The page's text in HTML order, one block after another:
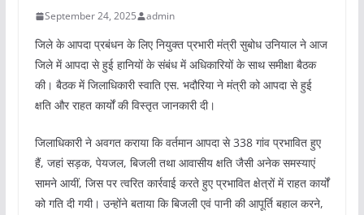
September 24, 2025 admin
जिले के आपदा प्रबंधन के लिए नियुक्त प्रभारी मंत्री सुबोध उनियाल ने आज
जिले में आपदा से हुई हानियों के संबंध में अधिकारियों के साथ समीक्षा बैठक
की। बैठक में जिलाधिकारी स्वाति एस. भदौरिया ने मंत्री को आपदा से हुई
क्षति और राहत कार्यों की विस्तृत जानकारी दी।
जिलाधिकारी ने अवगत कराया कि वर्तमान आपदा से 338 गांव प्रभावित हुए
हैं, जहां सड़क, पेयजल, बिजली तथा आवासीय क्षति जैसी अनेक समस्याएं
सामने आयीं, जिस पर त्वरित कार्रवाई करते हुए प्रभावित क्षेत्रों में राहत कार्यों
को गति दी गयी। उन्होंने बताया कि बिजली एवं पानी की आपूर्ति बहाल करने,